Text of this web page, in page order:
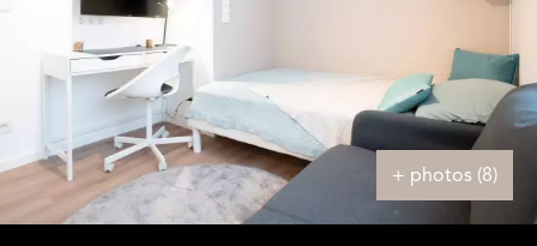
+ photos (8)